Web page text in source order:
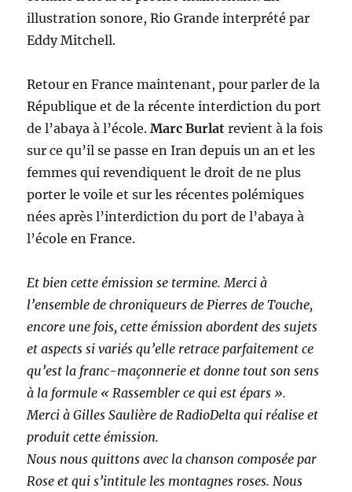
illustration sonore, Rio Grande interprété par
Eddy Mitchell.
Retour en France maintenant, pour parler de la
République et de la récente interdiction du port
de l’abaya à l’école.Marc Burlat revient à la fois
sur ce qu’il se passe en Iran depuis un an et les
femmes qui revendiquent le droit de ne plus
porter le voile et sur les récentes polémiques
nées après l’interdiction du port de l’abaya à
l’école en France.
Et bien cette émission se termine. Merci à
l’ensemble de chroniqueurs de Pierres de Touche,
encore une fois, cette émission abordent des sujets
et aspects si variés qu’elle retrace parfaitement ce
qu’est la franc-maçonnerie et donne tout son sens
à la formule « Rassembler ce qui est épars ».
Merci à Gilles Saulière de RadioDelta qui réalise et
produit cette émission.
Nous nous quittons avec la chanson composée par
Rose et qui s’intitule les montagnes roses. Nous